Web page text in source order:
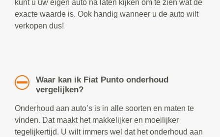
kunt u uw eigen auto na laten kijken om te zien wat de
exacte waarde is. Ook handig wanneer u de auto wilt
verkopen dus!
Waar kan ik Fiat Punto onderhoud
vergelijken?
Onderhoud aan auto’s is in alle soorten en maten te
vinden. Dat maakt het makkelijker en moeilijker
tegelijkertijd. U wilt immers wel dat het onderhoud aan